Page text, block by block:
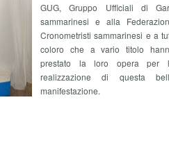
GUG, Gruppo Ufficiali di
sammarinesi e alla
Cronometristi sammarinesi e a
coloro che a vario titolo
prestato la loro opera per
realizzazione di questa
manifestazione.